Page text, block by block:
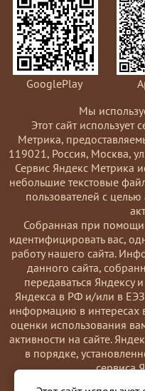
GooglePlay
Мы
Этот сайт использует
Метрика,
119021, Россия, Москва,
Сервис Яндекс Метрика
небольшие текстовые
пользователей с
Coбранная при
идентифицировать вас,
работу нашего сайта.
данного сайта,
передаваться Яндексу
Яндекса в РФ и/или в
информацию в интересах
оценки использования
активности на сайте.
в порядке,
сервиса
Вы можете отказаться